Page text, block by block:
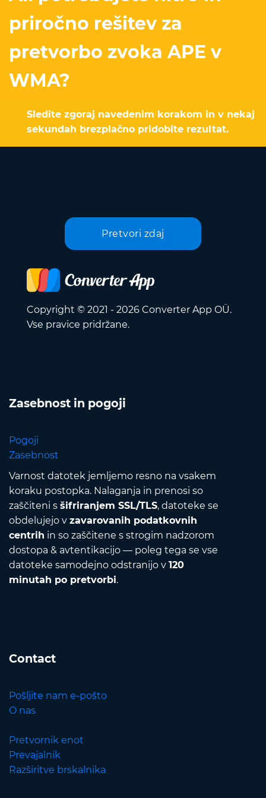
priročno rešitev za
pretvorbo zvoka APE v
WMA?
Sledite zgoraj navedenim korakom in v nekaj
sekundah brezplačno pridobite rezultat.
Pretvori zdaj
Copyright © 2021 - 2026 Converter App OÜ.
Vse pravice pridržane.
Zasebnost in pogoji
Pogoji
Zasebnost
Varnost datotek jemljemo resno na vsakem
koraku postopka. Nalaganja in prenosi so
zaščiteni s šifriranjem SSL/TLS, datoteke se
obdelujejo v zavarovanih podatkovnih
centrih in so zaščitene s strogim nadzorom
dostopa & avtentikacijo — poleg tega se vse
datoteke samodejno odstranijo v 120
minutah po pretvorbi.
Contact
Pošljite nam e-pošto
O nas
Pretvornik enot
Prevajalnik
Razširitve brskalnika